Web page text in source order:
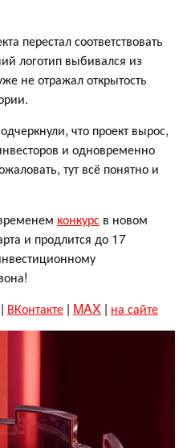
перестал соответствовать
логотип выбивался из
не отражал открытость
что проект вырос,
и одновременно
тут всё понятно и
конкурс в новом
и продлится до 17
| ВКонтакте | MAX | на сайте